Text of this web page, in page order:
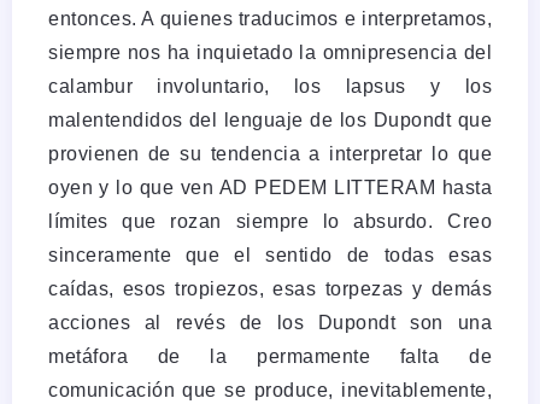
entonces. A quienes traducimos e interpretamos,
siempre nos ha inquietado la omnipresencia del
calambur involuntario, los lapsus y los
malentendidos del lenguaje de los Dupondt que
provienen de su tendencia a interpretar lo que
oyen y lo que ven AD PEDEM LITTERAM hasta
límites que rozan siempre lo absurdo. Creo
sinceramente que el sentido de todas esas
caídas, esos tropiezos, esas torpezas y demás
acciones al revés de los Dupondt son una
metáfora de la permamente falta de
comunicación que se produce, inevitablemente,